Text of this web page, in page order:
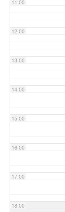
11:00
12:00
13:00
14:00
15:00
16:00
17:00
18:00